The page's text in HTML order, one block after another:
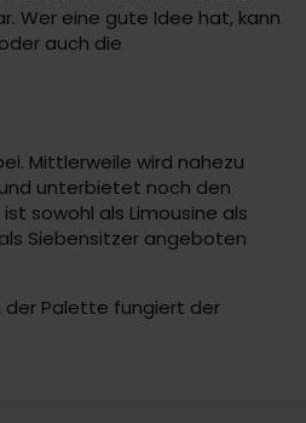
Wer eine gute Idee hat, kann
auch die
Mittlerweile wird nahezu
unterbietet noch den
sowohl als Limousine als
Siebensitzer angeboten
der Palette fungiert der